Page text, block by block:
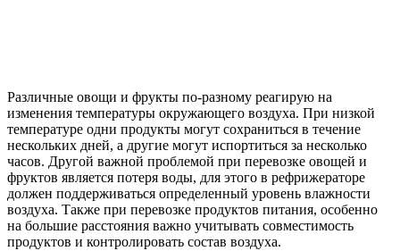
Различные овощи и фрукты по-разному реагирую на
изменения температуры окружающего воздуха. При низкой
температуре одни продукты могут сохраниться в течение
нескольких дней, а другие могут испортиться за несколько
часов. Другой важной проблемой при перевозке овощей и
фруктов является потеря воды, для этого в рефрижераторе
должен поддерживаться определенный уровень влажности
воздуха. Также при перевозке продуктов питания, особенно
на большие расстояния важно учитывать совместимость
продуктов и контролировать состав воздуха.